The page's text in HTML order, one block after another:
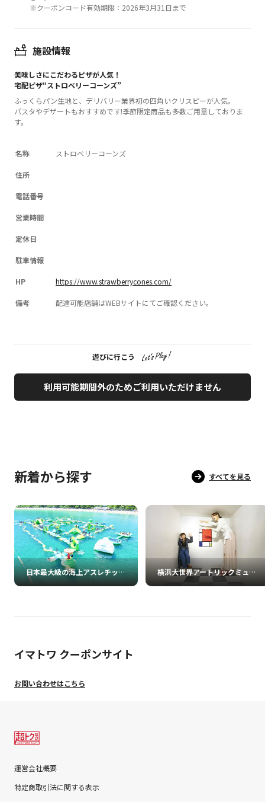
※クーポンコード有効期限：2026年3月31日まで
施設情報
美味しさにこだわるピザが人気！
宅配ピザ“ストロベリーコーンズ”
ふっくらパン生地と、デリバリー業界初の四角いクリスピーが人気。
パスタやデザートもおすすめです!季節限定商品も多数ご用意しておりま
す。
名称 ストロベリーコーンズ
住所
電話番号
営業時間
定休日
駐車情報
HP https://www.strawberrycones.com/
備考 配達可能店舗はWEBサイトにてご確認ください。
遊びに行こう
利用可能期間外のためご利用いただけません
新着から探す すべてを見る
日本最大級の海上アスレチックパーク フロリックシーアドベンチャーパーク淡路島 横浜大世界アートリックミュージアム
イマトワ クーポンサイト
お問い合わせはこちら
運営会社概要
特定商取引法に関する表示